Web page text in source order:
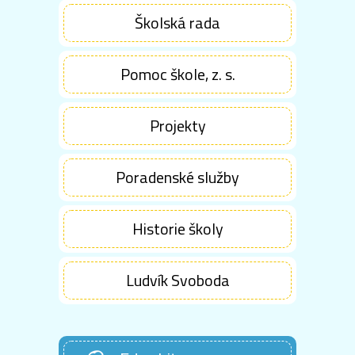
Školská rada
Pomoc škole, z. s.
Projekty
Poradenské služby
Historie školy
Ludvík Svoboda